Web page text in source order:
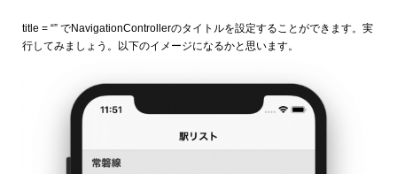
title = “” でNavigationControllerのタイトルを設定することができます。実
行してみましょう。以下のイメージになるかと思います。